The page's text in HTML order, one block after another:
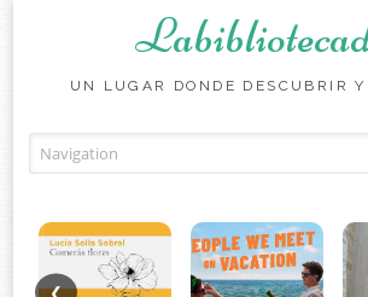
UN LUGAR DONDE DESCUBRIR Y
❮